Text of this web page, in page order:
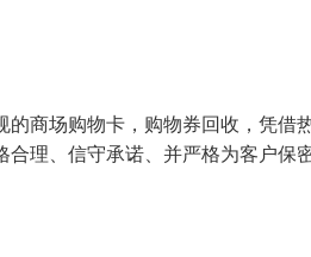
商场购物卡，购物券回收，凭借
理、信守承诺、并严格为客户保